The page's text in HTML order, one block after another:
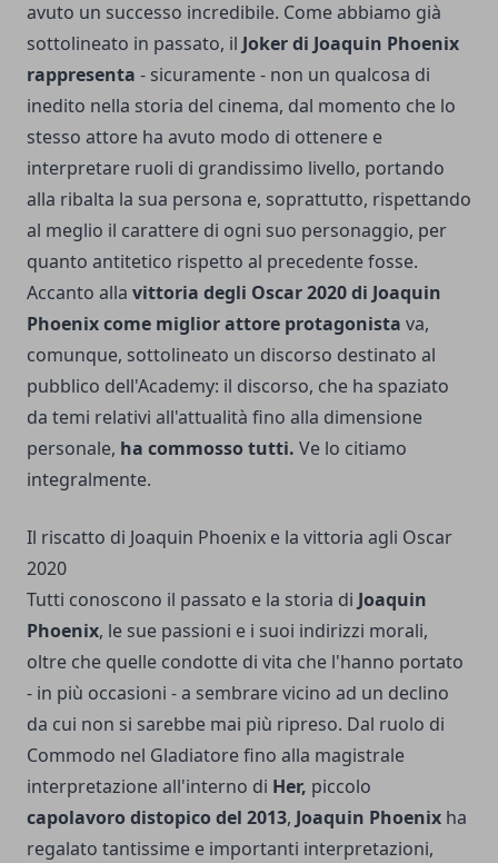
avuto un successo incredibile. Come abbiamo già
sottolineato in passato, il Joker di Joaquin Phoenix
rappresenta - sicuramente - non un qualcosa di
inedito nella storia del cinema, dal momento che lo
stesso attore ha avuto modo di ottenere e
interpretare ruoli di grandissimo livello, portando
alla ribalta la sua persona e, soprattutto, rispettando
al meglio il carattere di ogni suo personaggio, per
quanto antitetico rispetto al precedente fosse.
Accanto alla vittoria degli Oscar 2020 di Joaquin
Phoenix come miglior attore protagonista va,
comunque, sottolineato un discorso destinato al
pubblico dell'Academy: il discorso, che ha spaziato
da temi relativi all'attualità fino alla dimensione
personale, ha commosso tutti. Ve lo citiamo
integralmente.
Il riscatto di Joaquin Phoenix e la vittoria agli Oscar
2020
Tutti conoscono il passato e la storia di Joaquin
Phoenix, le sue passioni e i suoi indirizzi morali,
oltre che quelle condotte di vita che l'hanno portato
- in più occasioni - a sembrare vicino ad un declino
da cui non si sarebbe mai più ripreso. Dal ruolo di
Commodo nel Gladiatore fino alla magistrale
interpretazione all'interno di Her, piccolo
capolavoro distopico del 2013, Joaquin Phoenix ha
regalato tantissime e importanti interpretazioni,